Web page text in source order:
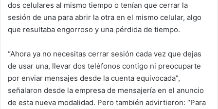
dos celulares al mismo tiempo o tenían que cerrar la
sesión de una para abrir la otra en el mismo celular, algo
que resultaba engorroso y una pérdida de tiempo.
“Ahora ya no necesitas cerrar sesión cada vez que dejas
de usar una, llevar dos teléfonos contigo ni preocuparte
por enviar mensajes desde la cuenta equivocada”,
señalaron desde la empresa de mensajería en el anuncio
de esta nueva modalidad. Pero también advirtieron: “Para